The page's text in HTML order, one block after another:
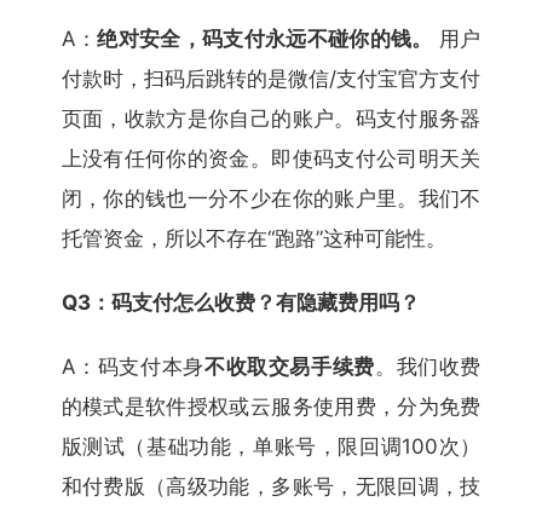
A：绝对安全，码支付永远不碰你的钱。
用户
付款时，扫码后跳转的是微信/支付宝官方支付
页面，收款方是你自己的账户。码支付服务器
上没有任何你的资金。即使码支付公司明天关
闭，你的钱也一分不少在你的账户里。我们不
托管资金，所以不存在“跑路”这种可能性。
Q3：码支付怎么收费？有隐藏费用吗？
A：码支付本身不收取交易手续费。我们收费
的模式是软件授权或云服务使用费，分为免费
版测试（基础功能，单账号，限回调100次）
和付费版（高级功能，多账号，无限回调，技